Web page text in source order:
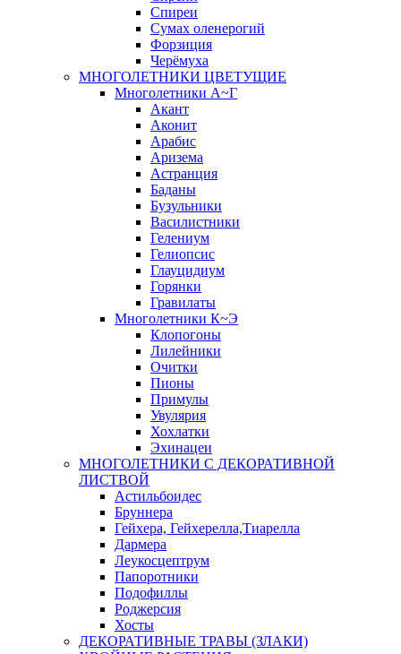
Спиреи
Сумах оленерогий
Форзиция
Черёмуха
МНОГОЛЕТНИКИ ЦВЕТУЩИЕ
Многолетники А~Г
Акант
Аконит
Арабис
Аризема
Астранция
Баданы
Бузульники
Василистники
Гелениум
Гелиопсис
Глауцидиум
Горянки
Гравилаты
Многолетники К~Э
Клопогоны
Лилейники
Очитки
Пионы
Примулы
Увулярия
Хохлатки
Эхинацеи
МНОГОЛЕТНИКИ С ДЕКОРАТИВНОЙ
ЛИСТВОЙ
Астильбоидес
Бруннера
Гейхера, Гейхерелла,Тиарелла
Дармера
Леукосцептрум
Папоротники
Подофиллы
Роджерсия
Хосты
ДЕКОРАТИВНЫЕ ТРАВЫ (ЗЛАКИ)